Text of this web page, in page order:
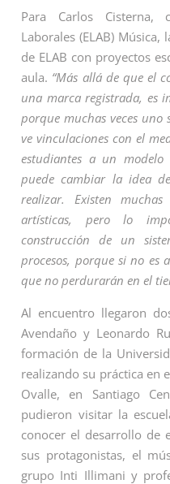
Para Carlos Cisterna,
Laborales (ELAB)
de ELAB con proyectos
aula. “Más allá de que el
una marca registrada, es
porque muchas veces uno
ve vinculaciones con el
estudiantes a un
puede cambiar la idea
realizar. Existen muchas
artísticas, pero lo
construcción de un
procesos, porque si no es
que no perdurarán en el
Al encuentro llegaron
Avendaño y Leonardo
formación de la
realizando su práctica en
Ovalle, en Santiago
pudieron visitar la
conocer el desarrollo de
sus protagonistas, el
grupo Inti Illimani y